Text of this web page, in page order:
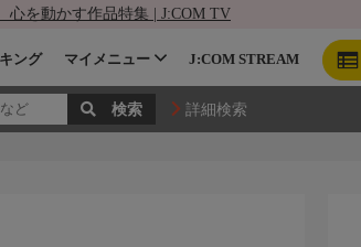
心を動かす作品特集 | J:COM TV
ング マイメニュー J:COM STREAM
詳細検索